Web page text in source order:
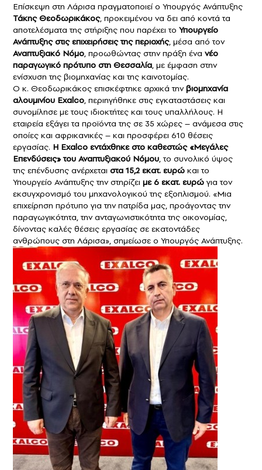
Επίσκεψη στη Λάρισα πραγματοποιεί ο Υπουργός Ανάπτυξης
Τάκης Θεοδωρικάκος, προκειμένου να δει από κοντά τα
αποτελέσματα της στήριξης που παρέχει το Υπουργείο
Ανάπτυξης στιςεπιχειρήσειςτης περιοχής, μέσα από τον
Αναπτυξιακό Νόμο, προωθώντας στην πράξη ένα νέο
παραγωγικό πρότυπο στη Θεσσαλία, με έμφαση στην
ενίσχυση της βιομηχανίας και της καινοτομίας.
Ο κ. Θεοδωρικάκος επισκέφτηκε αρχικά τηνβιομηχανία
αλουμινίου Exalco, περιηγήθηκε στις εγκαταστάσεις και
συνομίλησε με τους ιδιοκτήτες και τους υπαλλήλους. H
εταιρεία εξάγει τα προϊόντα της σε 35 χώρες – ανάμεσα στις
οποίες και αφρικανικές – και προσφέρει 610 θέσεις
εργασίας. Η Exalco εντάχθηκε στο καθεστώς «Μεγάλες
Επενδύσεις» του Αναπτυξιακού Νόμου, το συνολικό ύψος
της επένδυσης ανέρχεται στα 15,2 εκατ. ευρώ και το
Υπουργείο Ανάπτυξης την στηρίζει με 6 εκατ. ευρώ για τον
εκσυγχρονισμό του μηχανολογικού της εξοπλισμού. «Μια
επιχείρηση πρότυπο για την πατρίδα μας, προάγοντας την
παραγωγικότητα, την ανταγωνιστικότητα της οικονομίας,
δίνοντας καλές θέσεις εργασίας σε εκατοντάδες
ανθρώπους στη Λάρισα», σημείωσε ο Υπουργός Ανάπτυξης.